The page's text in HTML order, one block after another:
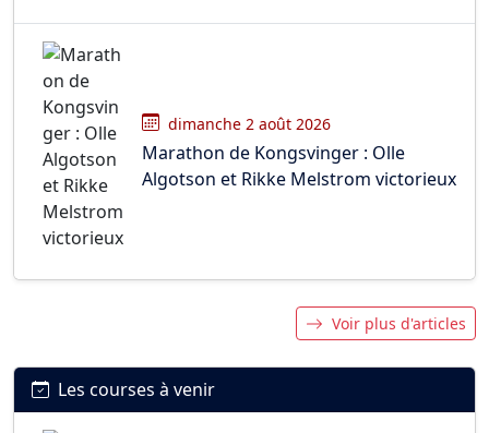
dimanche 2 août 2026
Marathon de Kongsvinger : Olle
Algotson et Rikke Melstrom victorieux
Voir plus d'articles
Les courses à venir